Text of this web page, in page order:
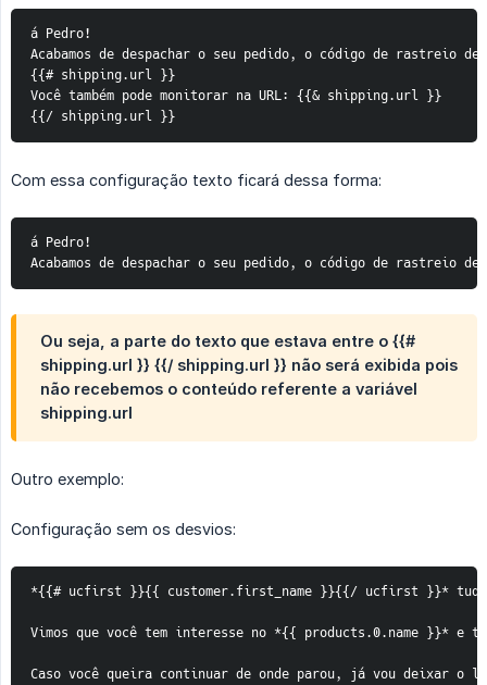
á Pedro!
Acabamos de despachar o seu pedido, o código de rastreio
{{# shipping.url }}
Você também pode monitorar na URL: {{& shipping.url }}
{{/ shipping.url }}
Com essa configuração texto ficará dessa forma:
á Pedro!
Acabamos de despachar o seu pedido, o código de rastreio
Ou seja, a parte do texto que estava entre o {{#
shipping.url }} {{/ shipping.url }} não será exibida pois
não recebemos o conteúdo referente a variável
shipping.url
Outro exemplo:
Configuração sem os desvios:
*{{# ucfirst }}{{ customer.first_name }}{{/ ucfirst }}* tudo
Vimos que você tem interesse no *{{ products.0.name }}* e
Caso você queira continuar de onde parou, já vou deixar